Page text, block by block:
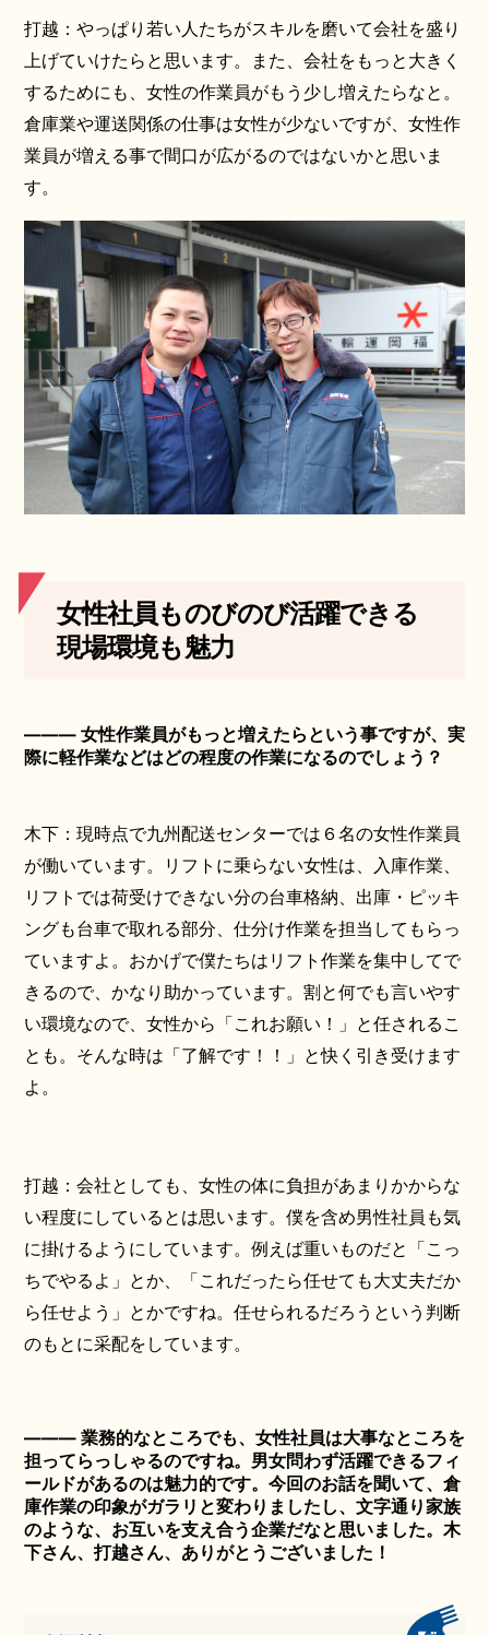
打越：やっぱり若い人たちがスキルを磨いて会社を盛り
上げていけたらと思います。また、会社をもっと大きく
するためにも、女性の作業員がもう少し増えたらなと。
倉庫業や運送関係の仕事は女性が少ないですが、女性作
業員が増える事で間口が広がるのではないかと思いま
す。
女性社員ものびのび活躍できる
現場環境も魅力
――― 女性作業員がもっと増えたらという事ですが、実
際に軽作業などはどの程度の作業になるのでしょう？
木下：現時点で九州配送センターでは６名の女性作業員
が働いています。リフトに乗らない女性は、入庫作業、
リフトでは荷受けできない分の台車格納、出庫・ピッキ
ングも台車で取れる部分、仕分け作業を担当してもらっ
ていますよ。おかげで僕たちはリフト作業を集中してで
きるので、かなり助かっています。割と何でも言いやす
い環境なので、女性から「これお願い！」と任されるこ
とも。そんな時は「了解です！！」と快く引き受けます
よ。
打越：会社としても、女性の体に負担があまりかからな
い程度にしているとは思います。僕を含め男性社員も気
に掛けるようにしています。例えば重いものだと「こっ
ちでやるよ」とか、「これだったら任せても大丈夫だか
ら任せよう」とかですね。任せられるだろうという判断
のもとに采配をしています。
――― 業務的なところでも、女性社員は大事なところを
担ってらっしゃるのですね。男女問わず活躍できるフィ
ールドがあるのは魅力的です。今回のお話を聞いて、倉
庫作業の印象がガラリと変わりましたし、文字通り家族
のような、お互いを支え合う企業だなと思いました。木
下さん、打越さん、ありがとうございました！